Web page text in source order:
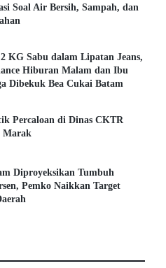
Soal Air Bersih, Sampah, dan
KG Sabu dalam Lipatan Jeans,
Hiburan Malam dan Ibu
Dibekuk Bea Cukai Batam
Percaloan di Dinas CKTR
Marak
Diproyeksikan Tumbuh
Pemko Naikkan Target